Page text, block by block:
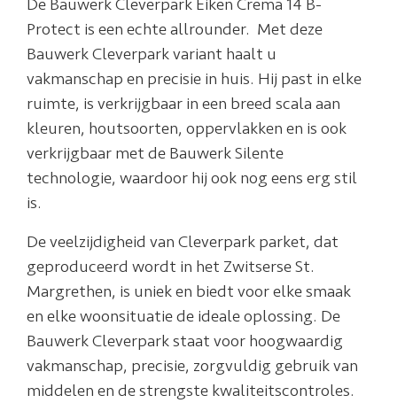
De Bauwerk Cleverpark Eiken Crema 14 B-
Protect is een echte allrounder. Met deze
Bauwerk Cleverpark variant haalt u
vakmanschap en precisie in huis. Hij past in elke
ruimte, is verkrijgbaar in een breed scala aan
kleuren, houtsoorten, oppervlakken en is ook
verkrijgbaar met de Bauwerk Silente
technologie, waardoor hij ook nog eens erg stil
is.
De veelzijdigheid van Cleverpark parket, dat
geproduceerd wordt in het Zwitserse St.
Margrethen, is uniek en biedt voor elke smaak
en elke woonsituatie de ideale oplossing. De
Bauwerk Cleverpark staat voor hoogwaardig
vakmanschap, precisie, zorgvuldig gebruik van
middelen en de strengste kwaliteitscontroles.